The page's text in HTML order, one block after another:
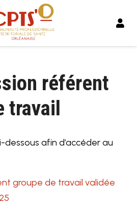
référent
travail
dessous afin d’accéder au
groupe de travail validée